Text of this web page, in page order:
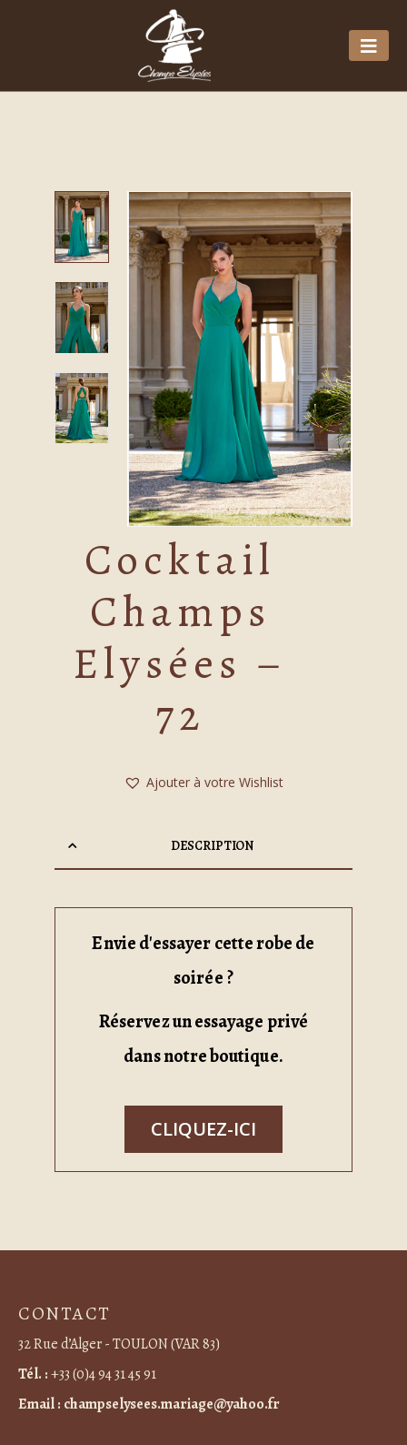
Cocktail
Champs
Elysées –
72
Ajouter à votre Wishlist
DESCRIPTION
Envie d'essayer cette robe de
soirée ?
Réservez un essayage privé
dans notre boutique.
CLIQUEZ-ICI
CONTACT
32 Rue d’Alger - TOULON (VAR 83)
Tél. :+33 (0)4 94 31 45 91
Email : champselysees.mariage@yahoo.fr